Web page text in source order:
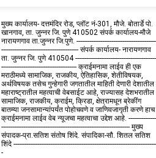
मुख्य कार्यालय- दत्तमंदिर रोड, प्लॉट नं-301, मौजे. बोतार्डे पो.
खानगाव, ता. जुन्नर जि. पुणे 410502 संपर्क कार्य‍ालय-मौजे
नारायणगाव ता.जुन्नर जि.पुणे.
------------------------------------------ संपर्क कार्यालय- नारायणगाव
ता. जुन्नर जि. पुणे 410504
----------------------------------------- क्राईमनामा लाईव ही एक
मराठीमध्ये सामाजिक, राजकीय, ऐतिहासिक, शेतीविषयक,
अर्थविषयक तसेच गुन्हेगारी जगतातील माहिती देणारी देशातील
महाराष्ट्रातील महत्वाची वेबसाईट आहे, राज्यासह देशभरातील
सामाजिक, राजकीय, क्राईम, क्रिडा, क्षेत्रामधून ब्रेकींग
बातम्या जनसामान्यांपर्यंत पोहोचवणे व जाणिवजागृती करणे हाच
क्राईमनामा लाईव वेब न्यूजचा महत्वाचा उद्देश आहे.
---------------------------------------------------------------------- मुख्य
संपादक-प्रा.सतिश संतोष शिंदे. संपादिका-सौ. शितल सतिश
शिंदे
-